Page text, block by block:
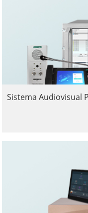
Sistema Audiovisual